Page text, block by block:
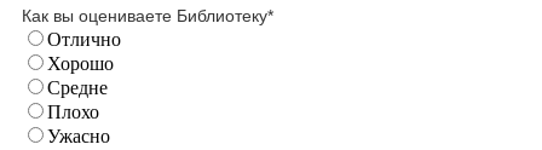
Как вы оцениваете Библиотеку*
Отлично
Хорошо
Средне
Плохо
Ужасно